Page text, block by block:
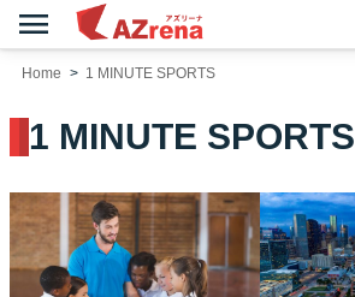
menu
Home 1 MINUTE SPORTS
1 MINUTE SPORTS